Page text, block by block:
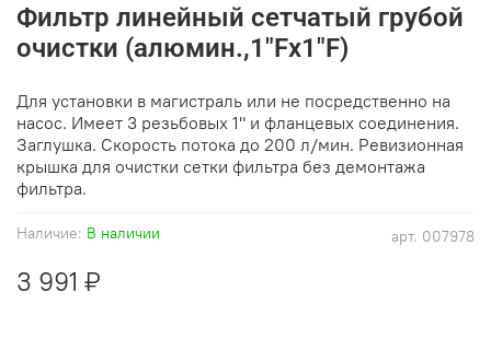
арт. 007978
Наличие: В наличии
Фильтр линейный сетчатый грубой
очистки (алюмин.,1"Fx1"F)
3 991 ₽
Для установки в магистраль или не посредственно на
насос. Имеет 3 резьбовых 1" и фланцевых соединения.
Заглушка. Скорость потока до 200 л/мин. Ревизионная
крышка для очистки сетки фильтра без демонтажа
фильтра.